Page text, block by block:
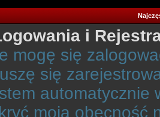
i
mogę się
się
automatycznie
moją obecność